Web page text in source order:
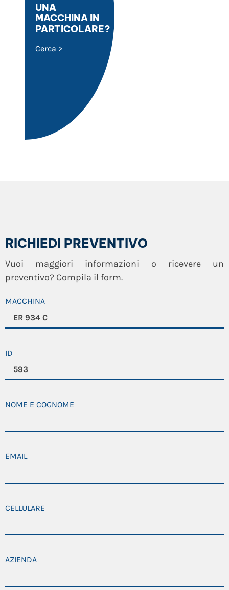
UNA
MACCHINA IN
PARTICOLARE?
Cerca >
RICHIEDI PREVENTIVO
Vuoi maggiori informazioni o ricevere un
preventivo? Compila il form.
MACCHINA
ID
NOME E COGNOME
EMAIL
CELLULARE
AZIENDA